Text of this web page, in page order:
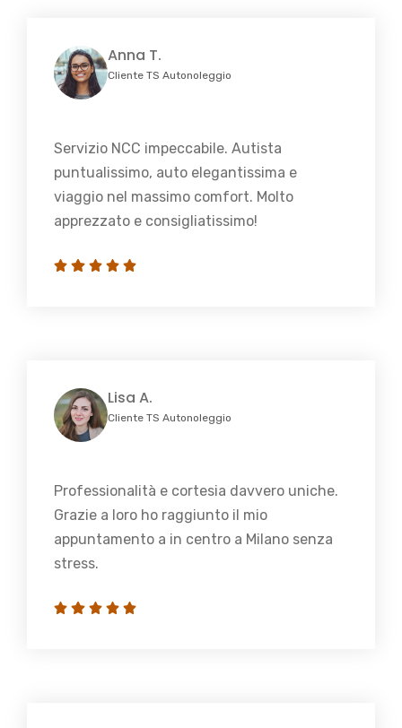
Anna T.
Cliente TS Autonoleggio
Servizio NCC impeccabile. Autista
puntualissimo, auto elegantissima e
viaggio nel massimo comfort. Molto
apprezzato e consigliatissimo!
Lisa A.
Cliente TS Autonoleggio
Professionalità e cortesia davvero uniche.
Grazie a loro ho raggiunto il mio
appuntamento a in centro a Milano senza
stress.